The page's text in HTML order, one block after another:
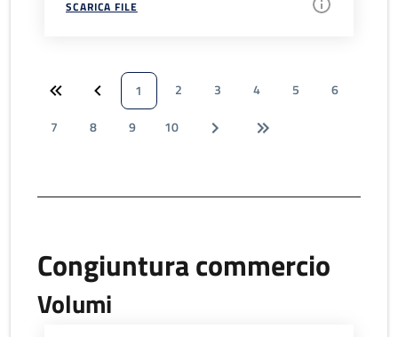
SCARICA FILE
1 2 3 4 5
6
7
8 9 10
Congiuntura commercio
Volumi